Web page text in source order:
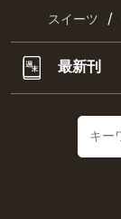
スイーツ /
最新刊